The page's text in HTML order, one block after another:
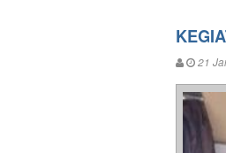
21